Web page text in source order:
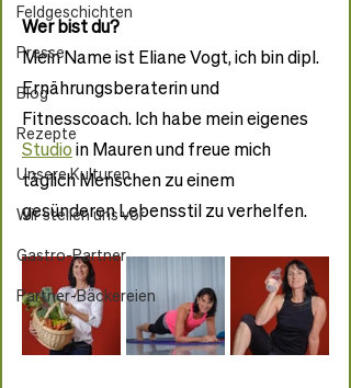
Feldgeschichten
Presse
Blog
Rezepte
Unsere Kulturen
Wir stellen uns vor
Gastro-Partner
Partner-Bäckereien
Wer bist du?
Mein Name ist Eliane Vogt, ich bin dipl.
Ernährungsberaterin und
Fitnesscoach. Ich habe mein eigenes
Studio in Mauren und freue mich
täglich Menschen zu einem
gesünderen Lebensstil zu verhelfen.